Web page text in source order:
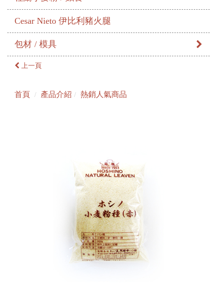
Cesar Nieto 伊比利豬火腿
包材 / 模具
上一頁
首頁 產品介紹 熱銷人氣商品